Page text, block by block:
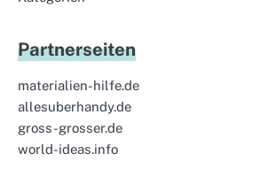
Partnerseiten
materialien-hilfe.de
allesuberhandy.de
gross-grosser.de
world-ideas.info